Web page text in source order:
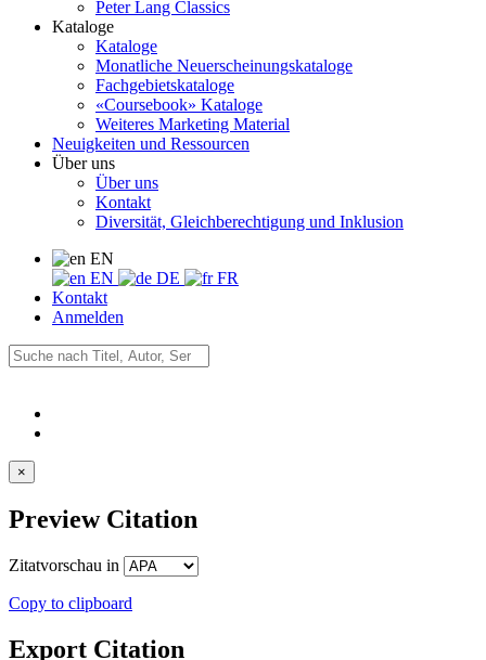
Peter Lang Classics
Kataloge
Kataloge
Monatliche Neuerscheinungskataloge
Fachgebietskataloge
«Coursebook» Kataloge
Weiteres Marketing Material
Neuigkeiten und Ressourcen
Über uns
Über uns
Kontakt
Diversität, Gleichberechtigung und Inklusion
EN
EN
DE
FR
Kontakt
Anmelden
×
Preview Citation
Zitatvorschau in
Copy to clipboard
Export Citation